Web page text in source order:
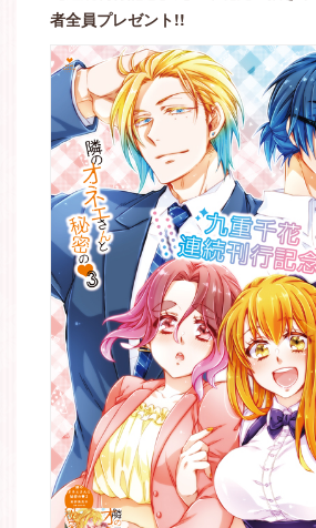
者全員プレゼント!!